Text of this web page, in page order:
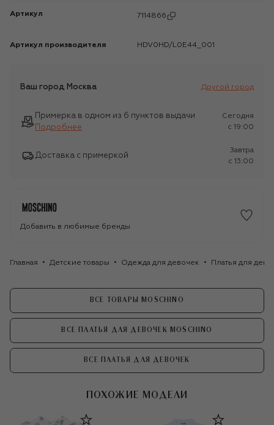
Артикул 7114866
Артикул производителя HDV0HD/L0E44_001
Ваш город Москва Другой город
Примерка в одном из 6 пунктов выдачи
Подробнее
Сегодня
c 19:00
Доставка с примеркой
Завтра
c 13:00
Добавить в любимые бренды
Главная Детские товары Одежда для девочек Платья для
ВСЕ ТОВАРЫ MOSCHINO
ВСЕ ПЛАТЬЯ ДЛЯ ДЕВОЧЕК MOSCHINO
ВСЕ ПЛАТЬЯ ДЛЯ ДЕВОЧЕК
ПОХОЖИЕ МОДЕЛИ